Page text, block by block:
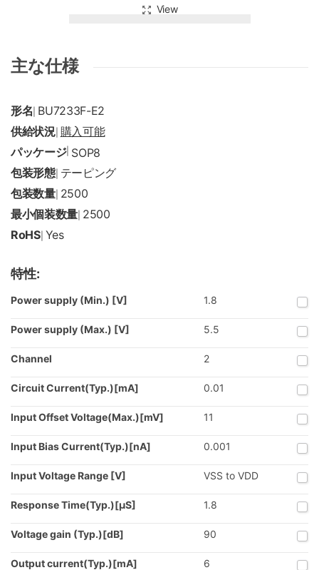
View
主な仕様
形名 BU7233F-E2
供給状況| 購入可能
パッケージ| SOP8
包装形態| テーピング
包装数量| 2500
最小個装数量 2500
RoHS| Yes
特性:
Power supply (Min.) [V] 1.8
Power supply (Max.) [V] 5.5
Channel 2
Circuit Current(Typ.)[mA] 0.01
Input Offset Voltage(Max.)[mV] 11
Input Bias Current(Typ.)[nA] 0.001
Input Voltage Range [V] VSS to VDD
Response Time(Typ.)[µS] 1.8
Voltage gain (Typ.)[dB] 90
Output current(Typ.)[mA] 6